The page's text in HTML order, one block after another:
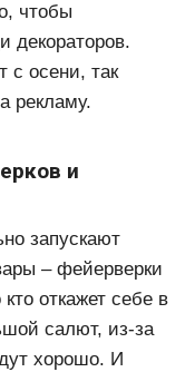
чтобы
декораторов.
с осени, так
рекламу.
и
запускают
– фейерверки
откажет себе в
салют, из-за
хорошо. И